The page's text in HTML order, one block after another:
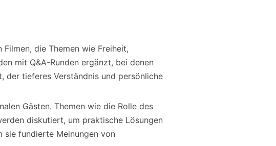
die Themen wie Freiheit,
mit Q&A-Runden ergänzt, bei denen
der tieferes Verständnis und persönliche
Gästen. Themen wie die Rolle des
diskutiert, um praktische Lösungen
sie fundierte Meinungen von